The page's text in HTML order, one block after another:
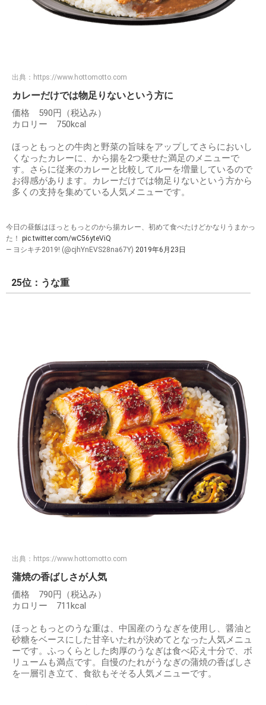
出典： https://www.hottomotto.com
カレーだけでは物足りないという方に
価格 590円（税込み）
カロリー 750kcal
ほっともっとの牛肉と野菜の旨味をアップしてさらにおいし
くなったカレーに、から揚を2つ乗せた満足のメニューで
す。さらに従来のカレーと比較してルーを増量しているので
お得感があります。カレーだけでは物足りないという方から
多くの支持を集めている人気メニューです。
今日の昼飯はほっともっとのから揚カレー、初めて食べたけどかなりうまかっ
た！ pic.twitter.com/wC56yteViQ
— ヨシキチ2019! (@cjhYnEVS28na67Y) 2019年6月23日
25位：うな重
出典： https://www.hottomotto.com
蒲焼の香ばしさが人気
価格 790円（税込み）
カロリー 711kcal
ほっともっとのうな重は、中国産のうなぎを使用し、醤油と
砂糖をベースにした甘辛いたれが決めてとなった人気メニュ
ーです。ふっくらとした肉厚のうなぎは食べ応え十分で、ボ
リュームも満点です。自慢のたれがうなぎの蒲焼の香ばしさ
を一層引き立て、食欲もそそる人気メニューです。